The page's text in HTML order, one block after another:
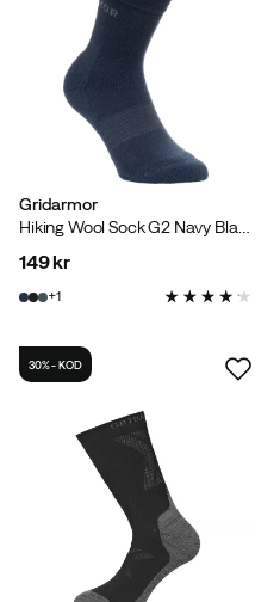
Gridarmor
price
149 kr
1
30% - KOD